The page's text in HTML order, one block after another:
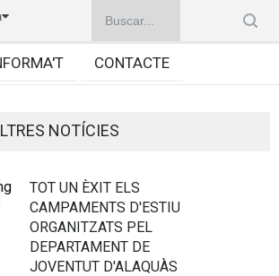
CONTACTE
NOTÍCIES
TOT UN ÈXIT ELS
CAMPAMENTS D'ESTIU
ORGANITZATS PEL
DEPARTAMENT DE
JOVENTUT D'ALAQUÀS